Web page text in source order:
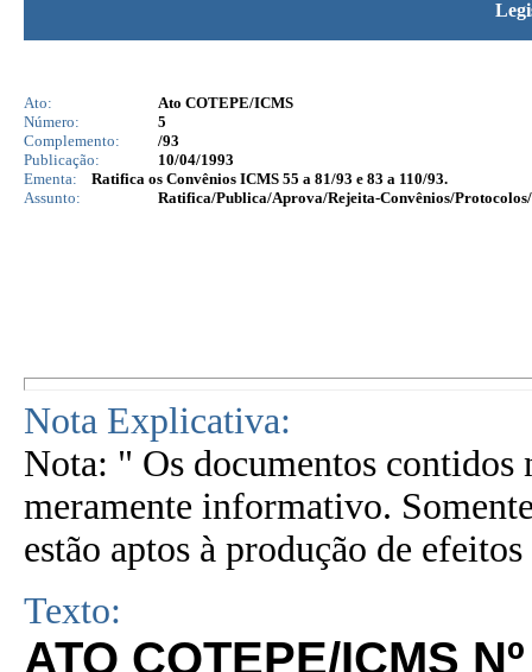
Ato:
Ato COTEPE/ICMS
Número:
5
Complemento:
/93
Publicação:
10/04/1993
Ementa:
Ratifica os Convênios ICMS 55 a 81/93 e 83 a 110/93.
Assunto:
Ratifica/Publica/Aprova/Rejeita-Convênios/
Nota Explicativa:
Nota: " Os documentos contidos
meramente informativo.
estão aptos à produção de
Texto:
ATO COTEPE/ICMS